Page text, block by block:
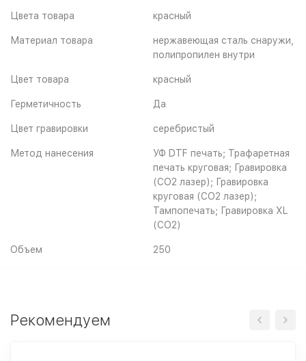
Цвета товара красный
Материал товара
нержавеющая сталь снаружи,
полипропилен внутри
Цвет товара красный
Герметичность Да
Цвет гравировки серебристый
Метод нанесения
УФ DTF печать; Трафаретная
печать круговая; Гравировка
(CO2 лазер); Гравировка
круговая (CO2 лазер);
Тампопечать; Гравировка XL
(СО2)
Объем 250
Рекомендуем